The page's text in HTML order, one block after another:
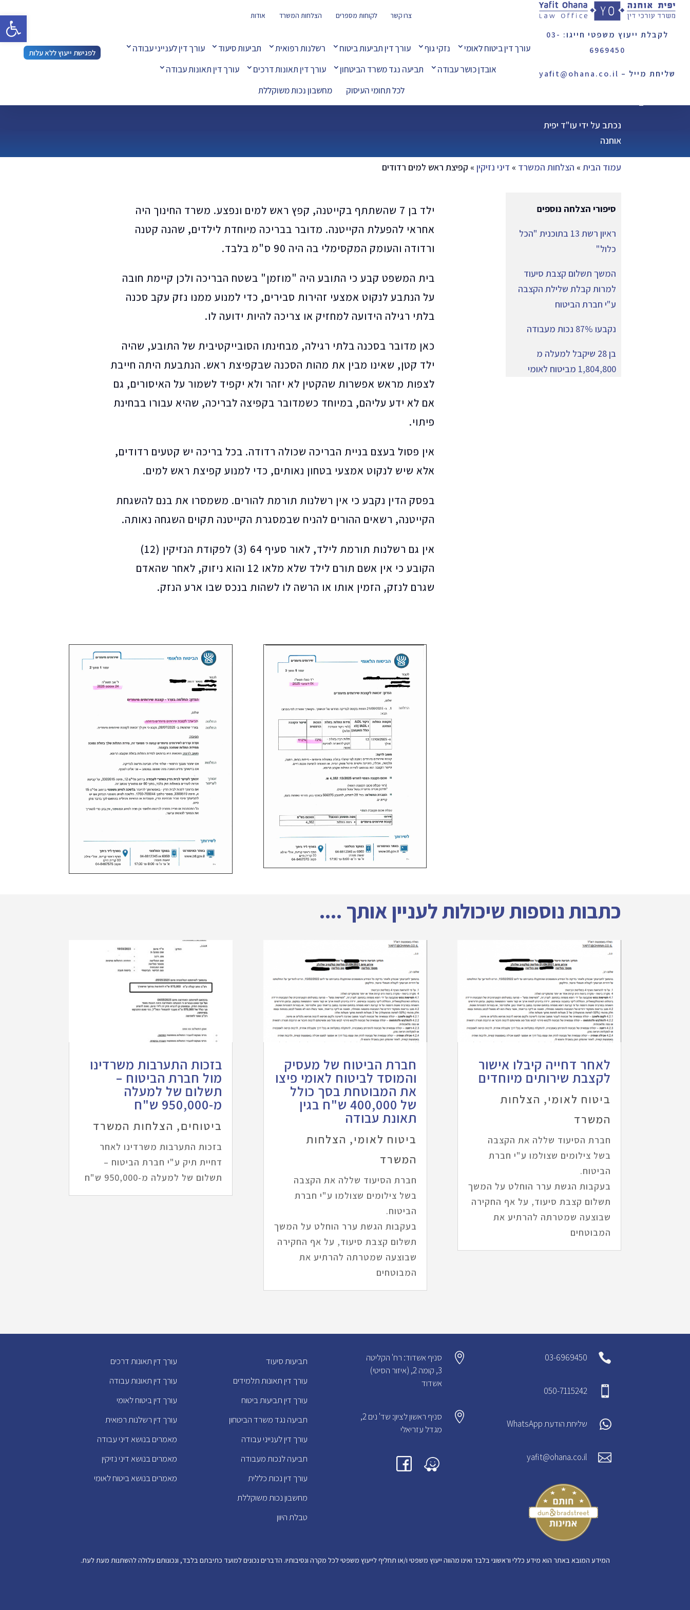
לפגישת ייעוץ ללא עלות
צרו קשר לקוחות מספרים הצלחות המשרד אודות
עורך דין ביטוח לאומי נזקי גוף עורך דין תביעות ביטוח רשלנות רפואית תביעות סיעוד
עורך דין לענייני עבודה
אובדן כושר עבודה
תביעה נגד משרד הביטחון עורך דין תאונות דרכים
עורך דין תאונות עבודה
לכל תחומי העיסוק
מחשבון נכות משוקללת
לקבלת ייעוץ משפטי חייגו: 03-
6969450
שליחת מייל – yafit@ohana.co.il
קפיצת ראש למים רדודים
נכתב על ידי עו"ד יפית
אוחנה
עמוד הבית » הצלחות המשרד » דיני נזיקין » קפיצת ראש למים רדודים
ילד בן 7 שהשתתף בקייטנה, קפץ ראש למים ונפצע. משרד החינוך היה
אחראי להפעלת הקייטנה. מדובר בבריכה מיוחדת לילדים, שהנה קטנה
ורדודה והעומק המקסימלי בה היה 90 ס"מ בלבד.
בית המשפט קבע כי התובע היה "מוזמן" בשטח הבריכה ולכן קיימת חובה
על הנתבע לנקוט אמצעי זהירות סבירים, כדי למנוע ממנו נזק עקב סכנה
בלתי רגילה הידועה למחזיק או צריכה להיות ידועה לו.
כאן מדובר בסכנה בלתי רגילה, מבחינתו הסובייקטיבית של התובע, שהיה
ילד קטן, שאינו מבין את מהות הסכנה שבקפיצת ראש. הנתבעת היתה חייבת
לצפות מראש אפשרות שהקטין לא יזהר ולא יקפיד לשמור על האיסורים, גם
אם לא ידע עליהם, במיוחד כשמדובר בקפיצה לבריכה, שהיא עבורו בבחינת
פיתוי.
אין פסול בעצם בניית הבריכה שכולה רדודה. בכל בריכה יש קטעים רדודים,
אלא שיש לנקוט אמצעי בטחון נאותים, כדי למנוע קפיצת ראש למים.
בפסק הדין נקבע כי אין רשלנות תורמת להורים. משמסרו את בנם להשגחת
הקייטנה, רשאים ההורים להניח שבמסגרת הקייטנה תקוים השגחה נאותה.
אין גם רשלנות תורמת לילד, לאור סעיף 64 (3) לפקודת הנזיקין (12)
הקובע כי אין אשם תורם לילד שלא מלאו 12 והוא ניזוק, לאחר שהאדם
שגרם לנזק, הזמין אותו או הרשה לו לשהות בנכס שבו ארע הנזק.
סיפורי הצלחה נוספים
ראיון רשת 13 בתוכנית "הכל
כלול"
המשך תשלום קצבת סיעוד
למרות קבלת שלילת הקצבה
ע"י חברת הביטוח
נקבעו 87% נכות מעבודה
בן 28 שיקבל למעלה מ
1,804,800 מביטוח לאומי
כתבות נוספות שיכולות לעניין אותך ....
לאחר דחייה קיבלו אישור
לקצבת שירותים מיוחדים
ביטוח לאומי, הצלחות
המשרד
חברת הסיעוד שללה את הקצבה
בשל צילומים שצולמו ע"י חברת
הביטוח.
בעקבות הגשת ערר הוחלט על המשך
תשלום קצבת סיעוד, על אף החקירה
שבוצעה שמטרתה להרתיע את
המבוטחים
חברת הביטוח של מעסיק
והמוסד לביטוח לאומי פיצו
את המבוטחת בסך כולל
של 400,000 ש"ח בגין
תאונת עבודה
ביטוח לאומי, הצלחות
המשרד
חברת הסיעוד שללה את הקצבה
בשל צילומים שצולמו ע"י חברת
הביטוח.
בעקבות הגשת ערר הוחלט על המשך
תשלום קצבת סיעוד, על אף החקירה
שבוצעה שמטרתה להרתיע את
המבוטחים
בזכות התערבות משרדינו
מול חברת הביטוח –
תשלום של למעלה
מ-950,000 ש"ח
ביטוחים, הצלחות המשרד
בזכות התערבות משרדינו לאחר
דחיית תיק ע"י חברת הביטוח –
תשלום של למעלה מ-950,000 ש"ח
עורך דין תאונות דרכים
עורך דין תאונות עבודה
עורך דין ביטוח לאומי
עורך דין רשלנות רפואית
מאמרים בנושא דיני עבודה
מאמרים בנושא דיני נזיקין
מאמרים בנושא ביטוח לאומי
תביעות סיעוד
עורך דין תאונות תלמידים
עורך דין תביעות ביטוח
תביעה נגד משרד הביטחון
עורך דין לענייני עבודה
תביעה לנכות מעבודה
עורך דין נכות כללית
מחשבון נכות משוקללת
טבלת היוון

סניף אשדוד: רח' הקליטה
3, קומה 2, (איזור הסיטי)
אשדוד

סניף ראשון לציון: שד' נים 2,
מגדל עזריאלי

03-6969450

050-7115242
 שליחת הודעת WhatsApp

yafit@ohana.co.il
המידע המובא באתר הוא מידע כללי וראשוני בלבד ואינו מהווה ייעוץ משפטי ו/או תחליף לייעוץ משפטי לכל מקרה ונסיבותיו. הדברים נכונים למועד כתיבתם בלבד, ונכונותם עלולה להשתנות מעת לעת.